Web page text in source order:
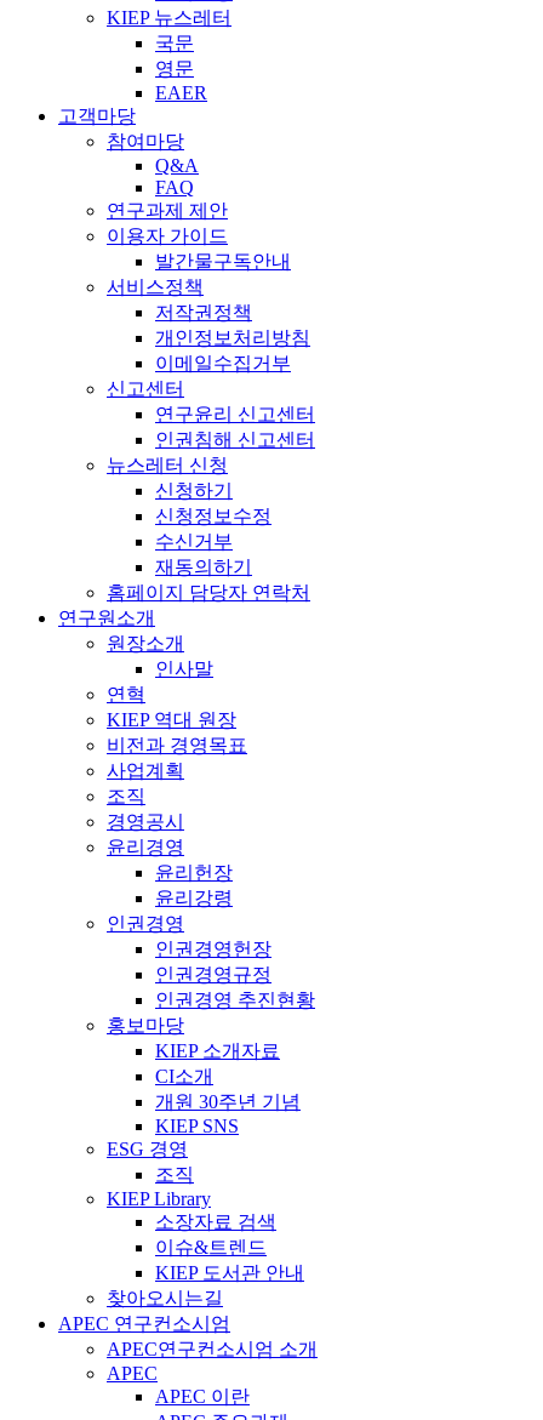
KIEP 뉴스레터
국문
영문
EAER
고객마당
참여마당
Q&A
FAQ
연구과제 제안
이용자 가이드
발간물구독안내
서비스정책
저작권정책
개인정보처리방침
이메일수집거부
신고센터
연구윤리 신고센터
인권침해 신고센터
뉴스레터 신청
신청하기
신청정보수정
수신거부
재동의하기
홈페이지 담당자 연락처
연구원소개
원장소개
인사말
연혁
KIEP 역대 원장
비전과 경영목표
사업계획
조직
경영공시
윤리경영
윤리헌장
윤리강령
인권경영
인권경영헌장
인권경영규정
인권경영 추진현황
홍보마당
KIEP 소개자료
CI소개
개원 30주년 기념
KIEP SNS
ESG 경영
조직
KIEP Library
소장자료 검색
이슈&트렌드
KIEP 도서관 안내
찾아오시는길
APEC 연구컨소시엄
APEC연구컨소시엄 소개
APEC
APEC 이란